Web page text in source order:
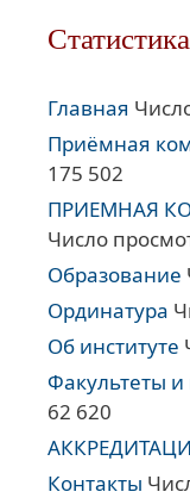
Главная
Приёмная
175 502
ПРИЕМНАЯ
Число
Образование
Ординатура
Об институте
Факультеты
62 620
Контакты